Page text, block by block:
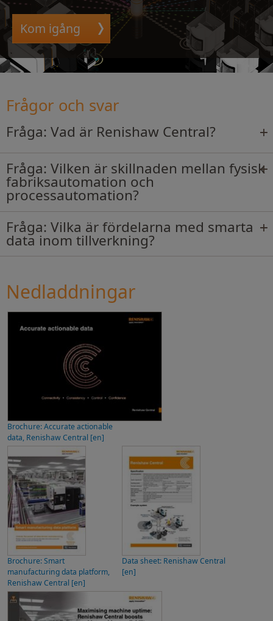
Kom igång
Frågor och svar
Fråga: Vad är Renishaw Central?
Fråga: Vilken är skillnaden mellan fysisk
fabriksautomation och
processautomation?
Fråga: Vilka är fördelarna med smarta
data inom tillverkning?
Nedladdningar
Brochure: Accurate actionable
data, Renishaw Central [en]
Brochure: Smart
manufacturing data platform,
Renishaw Central [en]
Data sheet: Renishaw Central
[en]